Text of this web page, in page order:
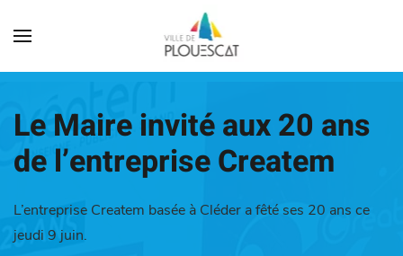
Le Maire invité aux 20 ans
de l’entreprise Createm
L’entreprise Createm basée à Cléder a fêté ses 20 ans ce
jeudi 9 juin.